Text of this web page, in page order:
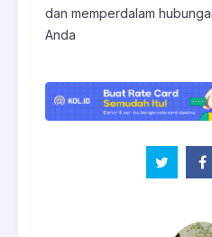
dan memperdalam
Anda